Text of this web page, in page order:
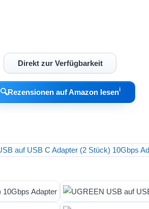
Direkt zur Verfügbarkeit
🔍Rezensionen auf Amazon lesenℹ︎